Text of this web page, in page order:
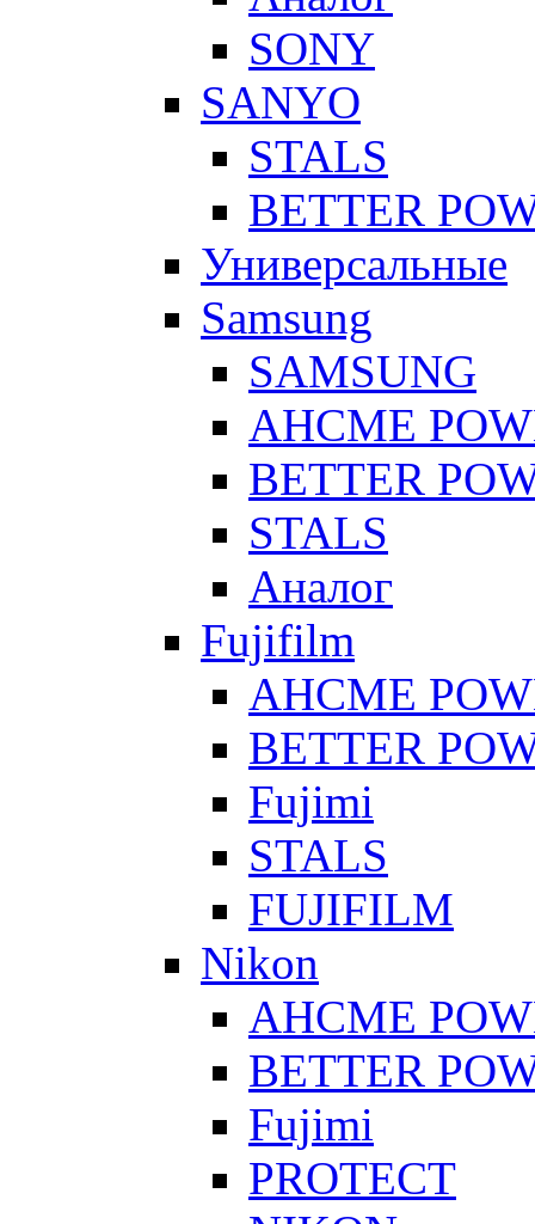
SONY
SANYO
STALS
BETTER
Универсальные
Samsung
SAMSUNG
AHCME
BETTER
STALS
Аналог
Fujifilm
AHCME
BETTER
Fujimi
STALS
FUJIFILM
Nikon
AHCME
BETTER
Fujimi
PROTECT